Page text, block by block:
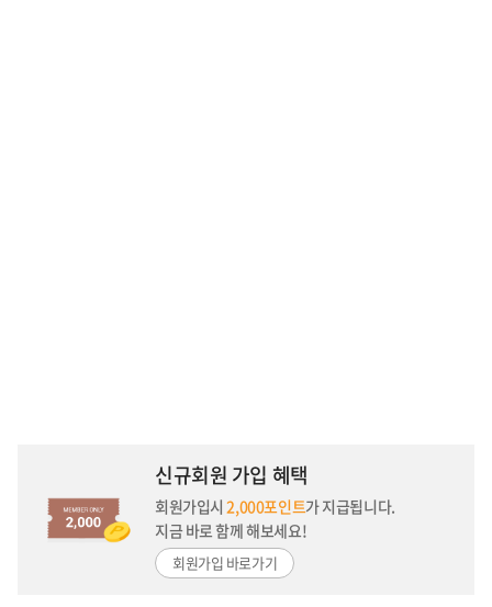
신규회원 가입 혜택
회원가입시2,000포인트가 지급됩니다.
지금 바로 함께 해보세요!
회원가입 바로가기